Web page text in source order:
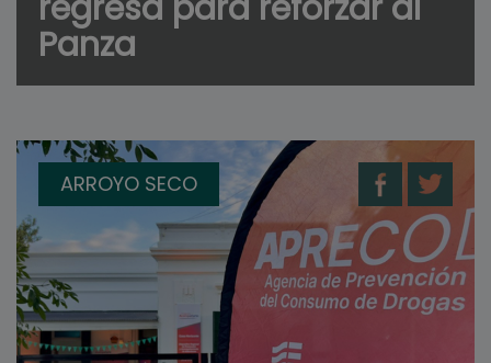
Panza
ARROYO SECO